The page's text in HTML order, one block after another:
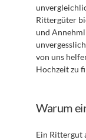
Rittergüter
und
von uns
Hochzeit zu
Warum
Ein Rittergut